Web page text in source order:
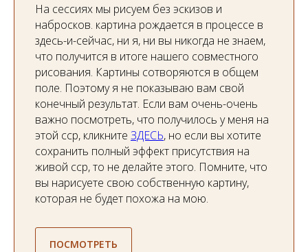
На сессиях мы рисуем без эскизов и
набросков. картина рождается в процессе в
здесь-и-сейчас, ни я, ни вы никогда не знаем,
что получится в итоге нашего совместного
рисования. Картины сотворяются в общем
поле. Поэтому я не показываю вам свой
конечный результат. Если вам очень-очень
важно посмотреть, что получилось у меня на
этой сср, кликните ЗДЕСЬ, но если вы хотите
сохранить полный эффект присутствия на
живой сср, то не делайте этого. Помните, что
вы нарисуете свою собственную картину,
которая не будет похожа на мою.
ПОСМОТРЕТЬ